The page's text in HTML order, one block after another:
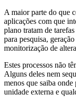
A maior parte do que
aplicações com que
plano tratam de
para pesquisa,
monitorização de
Estes processos não
Alguns deles nem
menos que saiba
unidade externa e